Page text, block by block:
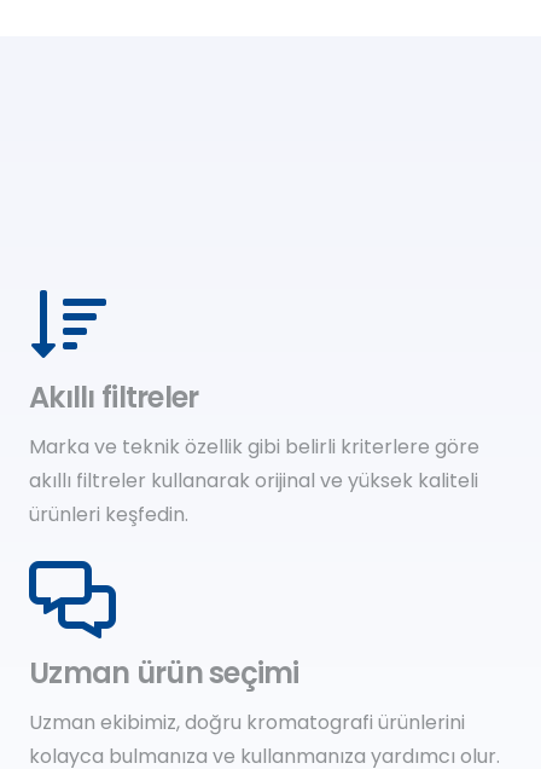
Akıllı filtreler
Marka ve teknik özellik gibi belirli kriterlere göre
akıllı filtreler kullanarak orijinal ve yüksek kaliteli
ürünleri keşfedin.
Uzman ürün seçimi
Uzman ekibimiz, doğru kromatografi ürünlerini
kolayca bulmanıza ve kullanmanıza yardımcı olur.